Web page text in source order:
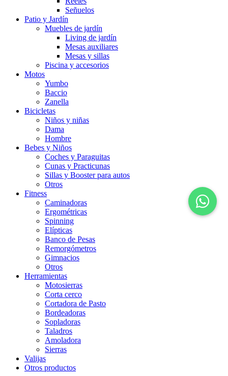
Señuelos
Patio y Jardín
Muebles de jardín
Living de jardín
Mesas auxiliares
Mesas y sillas
Piscina y accesorios
Motos
Yumbo
Baccio
Zanella
Bicicletas
Niños y niñas
Dama
Hombre
Bebes y Niños
Coches y Paraguitas
Cunas y Practicunas
Sillas y Booster para autos
Otros
Fitness
Caminadoras
Ergométricas
Spinning
Elípticas
Banco de Pesas
Remorgómetros
Gimnacios
Otros
Herramientas
Motosierras
Corta cerco
Cortadora de Pasto
Bordeadoras
Sopladoras
Taladros
Amoladora
Sierras
Valijas
Otros productos